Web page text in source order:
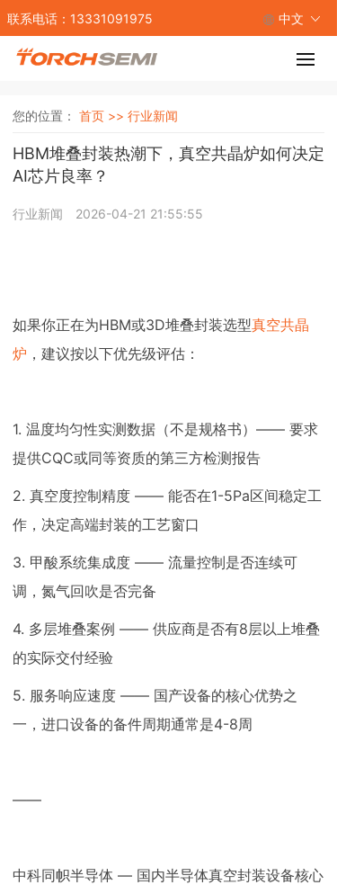
联系电话：13331091975 中文
您的位置： 首页 >> 行业新闻
HBM堆叠封装热潮下，真空共晶炉如何决定
AI芯片良率？
行业新闻 2026-04-21 21:55:55
如果你正在为HBM或3D堆叠封装选型真空共晶
炉 ，建议按以下优先级评估：
1. 温度均匀性实测数据（不是规格书）—— 要求
提供CQC或同等资质的第三方检测报告
2. 真空度控制精度 —— 能否在1-5Pa区间稳定工
作，决定高端封装的工艺窗口
3. 甲酸系统集成度 —— 流量控制是否连续可
调，氮气回吹是否完备
4. 多层堆叠案例 —— 供应商是否有8层以上堆叠
的实际交付经验
5. 服务响应速度 —— 国产设备的核心优势之
一，进口设备的备件周期通常是4-8周
——
中科同帜半导体 — 国内半导体真空封装设备核心